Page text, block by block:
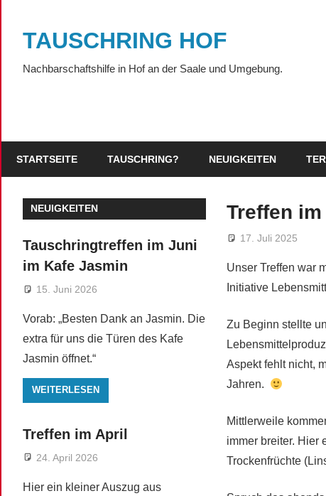
springenTAUSCHRING HOF
Nachbarschaftshilfe in Hof an der Saale und Umgebung.
STARTSEITE TAUSCHRING? NEUIGKEITEN
Treffen
17. Juli 2025
Unser Treffen war
Initiative
Zu Beginn stellte
Aspekt fehlt nicht,
Jahren.
Mittlerweile
immer breiter. Hier
Trockenfrüchte
NEUIGKEITEN
Tauschringtreffen im Juni
im Kafe Jasmin
15. Juni 2026
Vorab: „Besten Dank an Jasmin. Die
extra für uns die Türen des Kafe
Jasmin öffnet.“
WEITERLESEN
Treffen im April
24. April 2026
Hier ein kleiner Auszug aus